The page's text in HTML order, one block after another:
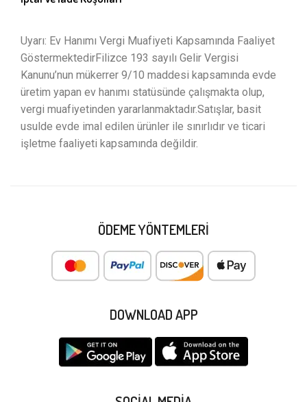
Uyarı: Ev Hanımı Vergi Muafiyeti Kapsamında Faaliyet
GöstermektedirFilizce 193 sayılı Gelir Vergisi
Kanunu’nun mükerrer 9/10 maddesi kapsamında evde
üretim yapan ev hanımı statüsünde çalışmakta olup,
vergi muafiyetinden yararlanmaktadır.Satışlar, basit
usulde evde imal edilen ürünler ile sınırlıdır ve ticari
işletme faaliyeti kapsamında değildir.
ÖDEME YÖNTEMLERI
DOWNLOAD APP